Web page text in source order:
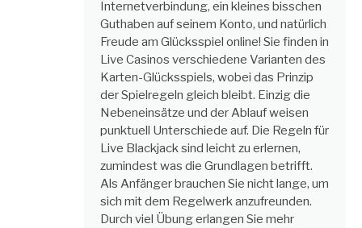
Internetverbindung, ein kleines bisschen
Guthaben auf seinem Konto, und natürlich
Freude am Glücksspiel online! Sie finden in
Live Casinos verschiedene Varianten des
Karten-Glücksspiels, wobei das Prinzip
der Spielregeln gleich bleibt. Einzig die
Nebeneinsätze und der Ablauf weisen
punktuell Unterschiede auf. Die Regeln für
Live Blackjack sind leicht zu erlernen,
zumindest was die Grundlagen betrifft.
Als Anfänger brauchen Sie nicht lange, um
sich mit dem Regelwerk anzufreunden.
Durch viel Übung erlangen Sie mehr